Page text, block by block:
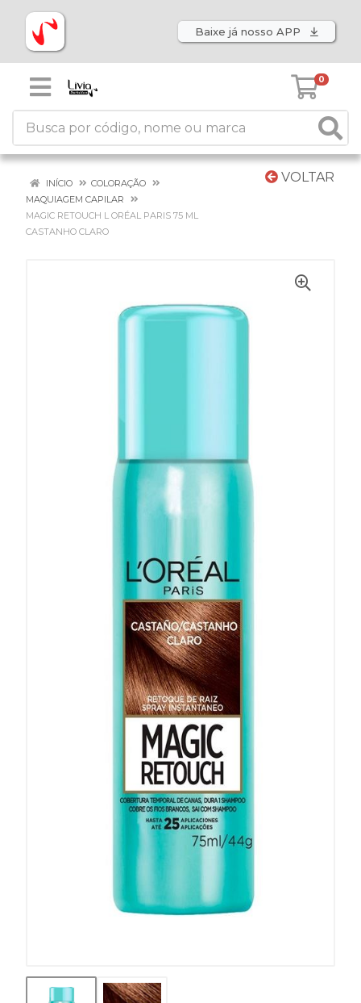
Baixe já nosso APP
0
VOLTAR
INÍCIO
COLORAÇÃO
MAQUIAGEM CAPILAR
MAGIC RETOUCH L ORÉAL PARIS 75 ML
CASTANHO CLARO